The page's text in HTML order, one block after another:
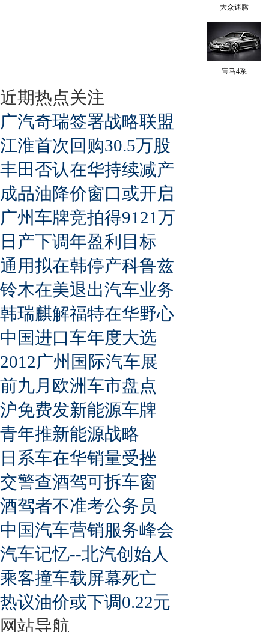
大众速腾
宝马4系
近期热点关注
广汽奇瑞签署战略联盟
江淮首次回购30.5万股
丰田否认在华持续减产
成品油降价窗口或开启
广州车牌竞拍得9121万
日产下调年盈利目标
通用拟在韩停产科鲁兹
铃木在美退出汽车业务
韩瑞麒解福特在华野心
中国进口车年度大选
2012广州国际汽车展
前九月欧洲车市盘点
沪免费发新能源车牌
青年推新能源战略
日系车在华销量受挫
交警查酒驾可拆车窗
酒驾者不准考公务员
中国汽车营销服务峰会
汽车记忆--北汽创始人
乘客撞车载屏幕死亡
热议油价或下调0.22元
网站导航